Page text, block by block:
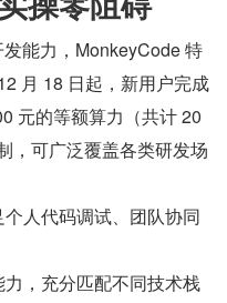
能力，MonkeyCode 特
月 18 日起，新用户完成
元的等额算力（共计 20
，可广泛覆盖各类研发场
人代码调试、团队协同
，充分匹配不同技术栈